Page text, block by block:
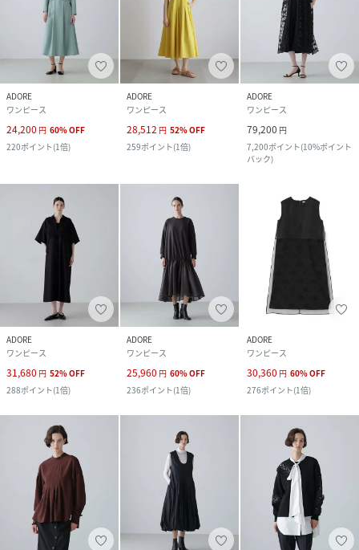
ADORE
ワンピース
24,200 円 60%OFF
220ポイント(1倍)
ADORE
ワンピース
28,512 円 52%OFF
259ポイント(1倍)
ADORE
ワンピース
79,200 円
7,200ポイント(10%ポイント
バック)
ADORE
ワンピース
31,680 円 52%OFF
288ポイント(1倍)
ADORE
ワンピース
25,960 円 60%OFF
236ポイント(1倍)
ADORE
ワンピース
30,360 円 60%OFF
276ポイント(1倍)